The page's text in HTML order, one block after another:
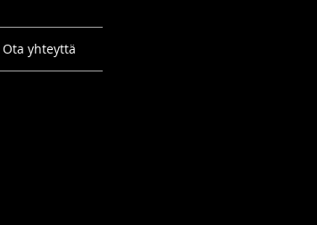
Ota yhteyttä